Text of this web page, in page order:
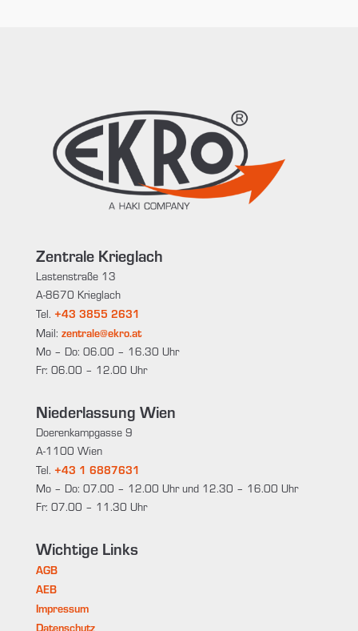
Zentrale Krieglach
Lastenstraße 13
A-8670 Krieglach
Tel. +43 3855 2631
Mail: zentrale@ekro.at
Mo – Do: 06.00 – 16.30 Uhr
Fr: 06.00 – 12.00 Uhr
Niederlassung Wien
Doerenkampgasse 9
A-1100 Wien
Tel. +43 1 6887631
Mo – Do: 07.00 – 12.00 Uhr und 12.30 – 16.00 Uhr
Fr: 07.00 – 11.30 Uhr
Wichtige Links
AGB
AEB
Impressum
Datenschutz